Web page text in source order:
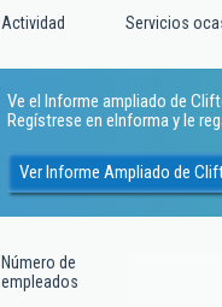
Actividad Servicios
Ve el Informe ampliado de
Regístrese en eInforma y le
Ver Informe Ampliado de
Número de
empleados